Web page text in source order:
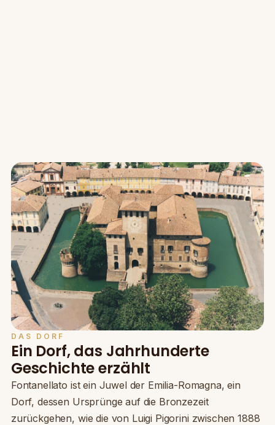
DAS DORF
Ein Dorf, das Jahrhunderte
Geschichte erzählt
Fontanellato ist ein Juwel der Emilia-Romagna, ein
Dorf, dessen Ursprünge auf die Bronzezeit
zurückgehen, wie die von Luigi Pigorini zwischen 1888